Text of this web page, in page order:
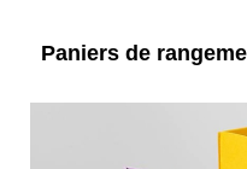
Paniers de